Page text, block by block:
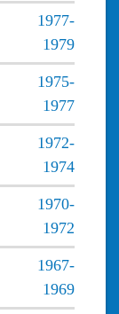
1977-
1979
1975-
1977
1972-
1974
1970-
1972
1967-
1969